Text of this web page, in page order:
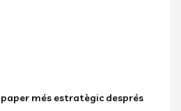
paper més estratègic després